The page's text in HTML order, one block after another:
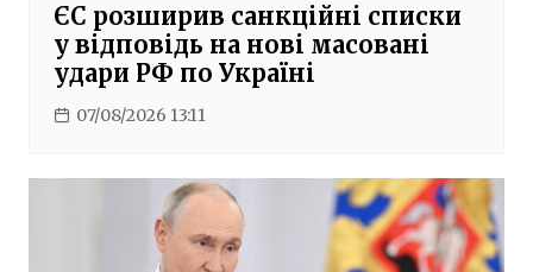
ЄС розширив санкційні списки
у відповідь на нові масовані
удари РФ по Україні
07/08/2026 13:11